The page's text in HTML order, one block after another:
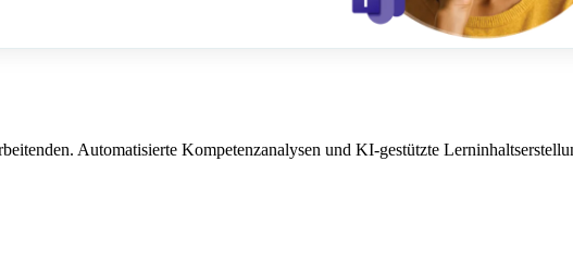
Automatisierte Kompetenzanalysen und KI-gestützte